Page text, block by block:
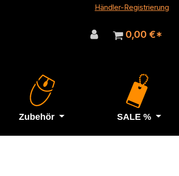
0,00 €*
Händler-Registrierung
Zubehör SALE %